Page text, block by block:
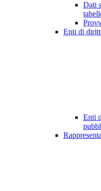
Dati
Enti di
Enti